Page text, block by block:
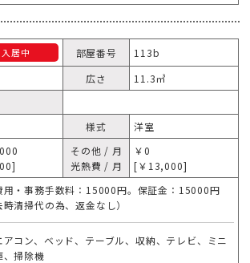
入居中 部屋番号
113b
広さ
11.3㎥
様式
洋室
その他 / 月
光熱費 / 月
￥0
[￥13,000]
用・事務手数料：15000円。保証金：15000円
時清掃代の為、返金なし）
アコン、ベッド、テーブル、収納、テレビ、ミニ
、掃除機